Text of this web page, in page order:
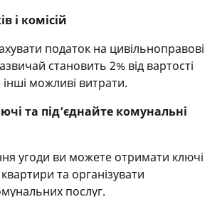
і комісій
податок на цивільноправові
становить 2% від вартості
інші можливі витрати.
та під’єднайте комунальні
угоди ви можете отримати ключі
та організувати
послуг.